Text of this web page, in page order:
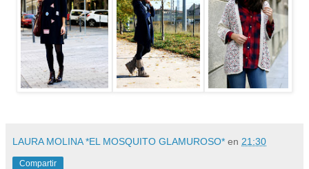
LAURA MOLINA *EL MOSQUITO GLAMUROSO* en 21:30
Compartir